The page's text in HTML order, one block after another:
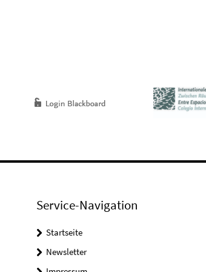
Service-Navigation
Startseite
Newsletter